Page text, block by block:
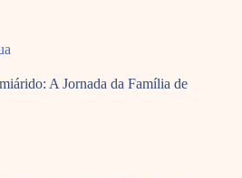
A Jornada da Família de